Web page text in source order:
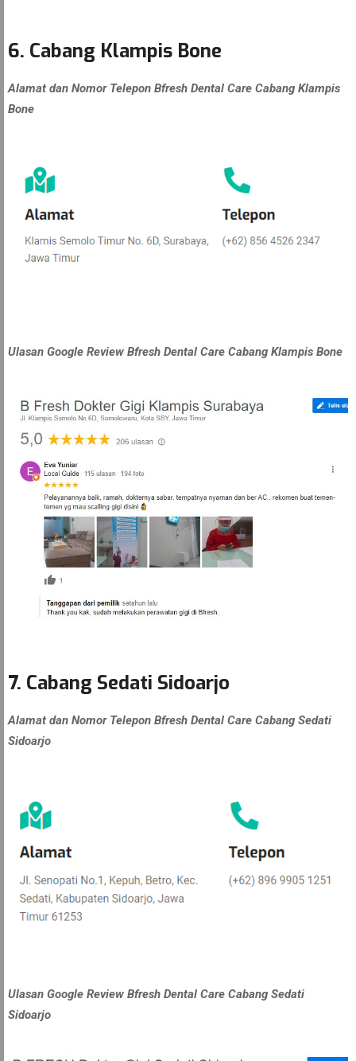
6. Cabang Klampis Bone
Alamat dan Nomor Telepon Bfresh Dental Care Cabang Klampis
Bone
Ulasan Google Review Bfresh Dental Care Cabang Klampis Bone
7. Cabang Sedati Sidoarjo
Alamat dan Nomor Telepon Bfresh Dental Care Cabang Sedati
Sidoarjo
Ulasan Google Review Bfresh Dental Care Cabang Sedati
Sidoarjo